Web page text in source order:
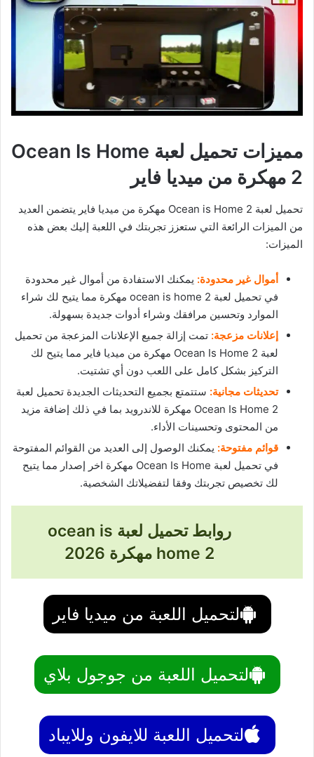
مميزات تحميل لعبة Ocean Is Home
2 مهكرة من ميديا فاير
تحميل لعبة Ocean is Home 2 مهكرة من ميديا فاير يتضمن العديد
من الميزات الرائعة التي ستعزز تجربتك في اللعبة إليك بعض هذه
الميزات:
أموال غير محدودة: يمكنك الاستفادة من أموال غير محدودة
في تحميل لعبة ocean is home 2 مهكرة مما يتيح لك شراء
الموارد وتحسين مرافقك وشراء أدوات جديدة بسهولة.
إعلانات مزعجة: تمت إزالة جميع الإعلانات المزعجة من تحميل
لعبة Ocean Is Home 2 مهكرة من ميديا فاير مما يتيح لك
التركيز بشكل كامل على اللعب دون أي تشتيت.
تحديثات مجانية: ستتمتع بجميع التحديثات الجديدة تحميل لعبة
Ocean Is Home 2 مهكرة للاندرويد بما في ذلك إضافة مزيد
من المحتوى وتحسينات الأداء.
قوائم مفتوحة: يمكنك الوصول إلى العديد من القوائم المفتوحة
في تحميل لعبة Ocean Is Home مهكرة اخر إصدار مما يتيح
لك تخصيص تجربتك وفقا لتفضيلاتك الشخصية.
روابط تحميل لعبة ocean is
home 2 مهكرة 2026
لتحميل اللعبة من ميديا فاير
لتحميل اللعبة من جوجول بلاي
لتحميل اللعبة للايفون وللايباد